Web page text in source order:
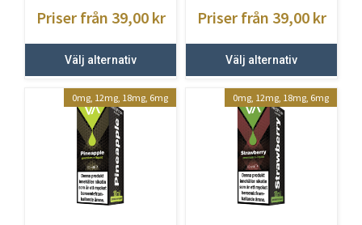
Priser från 39,00 kr
Välj alternativ
Priser från 39,00 kr
Välj alternativ
0mg, 12mg, 18mg, 6mg 0mg, 12mg, 18mg, 6mg